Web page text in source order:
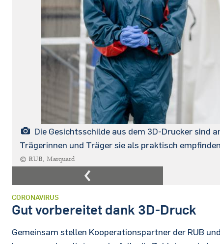
Die Gesichtsschilde aus dem 3D-Drucker sind
Trägerinnen und Träger sie als praktisch
© RUB, Marquard
CORONAVIRUS
Gut vorbereitet dank 3D-Druck
Gemeinsam stellen Kooperationspartner der RUB